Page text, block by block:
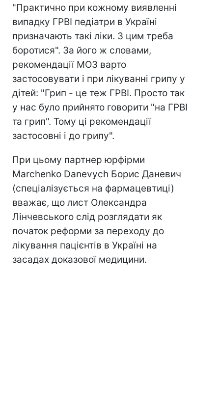
"Практично при кожному виявленні
випадку ГРВІ педіатри в Україні
призначають такі ліки. З цим треба
боротися". За його ж словами,
рекомендації МОЗ варто
застосовувати і при лікуванні грипу у
дітей: "Грип - це теж ГРВІ. Просто так
у нас було прийнято говорити "на ГРВІ
та грип". Тому ці рекомендації
застосовні і до грипу".
При цьому партнер юрфірми
Marchenko Danevych Борис Даневич
(спеціалізується на фармацевтиці)
вважає, що лист Олександра
Лінчевського слід розглядати як
початок реформи за переходу до
лікування пацієнтів в Україні на
засадах доказової медицини.